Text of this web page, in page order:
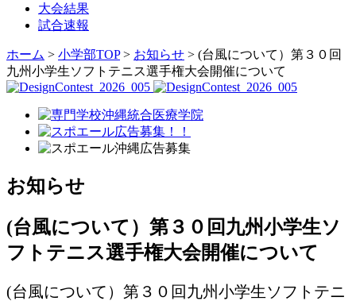
大会結果
試合速報
ホーム > 小学部TOP> お知らせ > (台風について）第３０回
九州小学生ソフトテニス選手権大会開催について
お知らせ
(台風について）第３０回九州小学生ソ
フトテニス選手権大会開催について
(台風について）第３０回九州小学生ソフトテニ